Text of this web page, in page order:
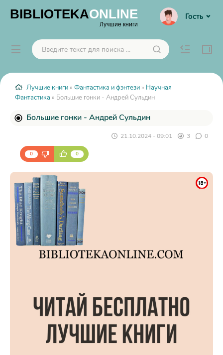
BIBLIOTEKAONLINE
Лучшие книги
Гость
Лучшие книги » Фантастика и фэнтези » Научная
Фантастика » Большие гонки - Андрей Сульдин
Большие гонки - Андрей Сульдин
21.10.2024 - 09:01 3 0
0 0